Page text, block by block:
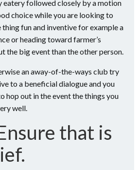
eatery followed closely by a motion
choice while you are looking to
thing fun and inventive for example a
or heading toward farmer’s
the big event than the other person.
an away-of-the-ways club try
to a beneficial dialogue and you
hop out in the event the things you
well.
that is